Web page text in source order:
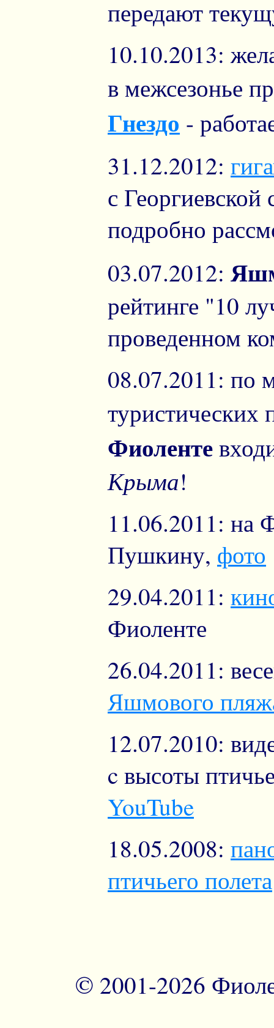
передают
10.10.2013:
в межсезонье
Гнездо -
31.12.2012:
с
подробно
03.07.2012:
рейтинге "10
проведенном
08.07.2011: по
туристических
Фиоленте
Крыма!
11.06.2011: на
Пушкину, фото
29.04.2011:
Фиоленте
26.04.2011:
Яшмового
12.07.2010:
c высоты
YouTube
18.05.2008:
птичьего полета
© 2001-2026